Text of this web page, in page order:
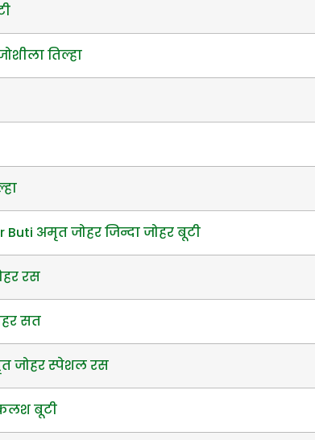
तिल्हा
अमृत जोहर जिन्दा जोहर बूटी
रस
सत
जोहर स्पेशल रस
बूटी